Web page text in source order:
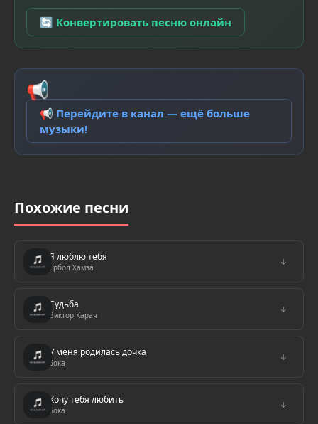
🔄 Конвертировать песню онлайн
📢
📢 Перейдите в канал — ещё больше
музыки!
Похожие песни
Я люблю тебя
Ербол Хамза
↓
Судьба
Виктор Карач
↓
У меня родилась дочка
Бока
↓
Хочу тебя любить
Бока
↓